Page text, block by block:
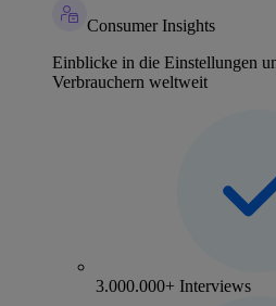
Consumer Insights
Einblicke in die Einstellungen
Verbrauchern weltweit
3.000.000+ Interviews